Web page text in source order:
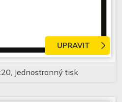
Jednostranný tisk
UPRAVIT